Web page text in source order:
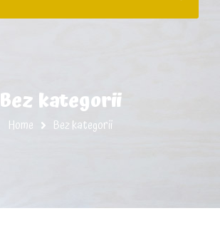
Bez kategorii
Home Bez kategorii